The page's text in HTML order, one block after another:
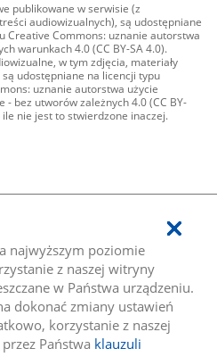
najwyższym poziomie
z naszej witryny
w Państwa urządzeniu.
dokonać zmiany ustawień
korzystanie z naszej
Państwa klauzuli
publikowane w serwisie (z
audiowizualnych), są udostępniane
Creative Commons: uznanie autorstwa
warunkach 4.0 (CC BY-SA 4.0).
w tym zdjęcia, materiały
udostępniane na licencji typu
uznanie autorstwa użycie
- bez utworów zależnych 4.0 (CC BY-
ile nie jest to stwierdzone inaczej.